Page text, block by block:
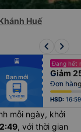
Huế
keyboard_arrow_left keyboard_arrow_right
fiber_manual_record
fiber_manual_record
fiber_manual_record
fiber_manual_record
fiber_manual_record
fiber_manual_record
fiber_manual_record
Bạn mới
Đang hết
Giảm
Đơn
HSD:
mỗi ngày, khởi
, với thời gian